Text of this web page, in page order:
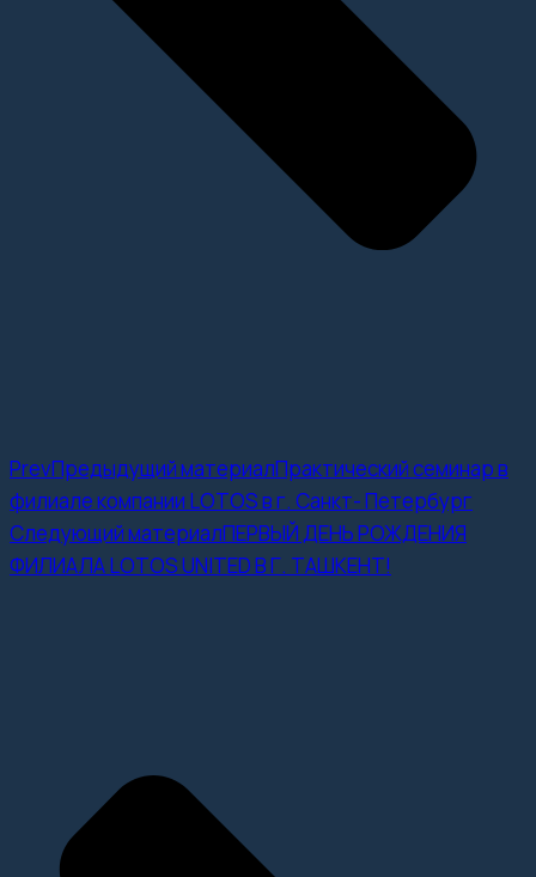
PrevПредыдущий материалПрактический семинар в
филиале компании LOTOS в г. Санкт- Петербург
Следующий материалПЕРВЫЙ ДЕНЬ РОЖДЕНИЯ
ФИЛИАЛА LOTOS UNITED В Г. ТАШКЕНТ!